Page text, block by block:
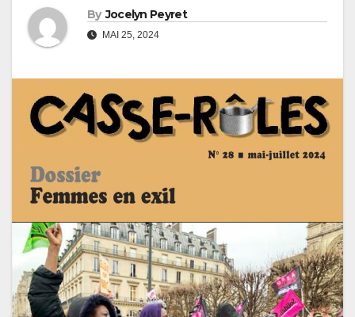
By Jocelyn Peyret
MAI 25, 2024